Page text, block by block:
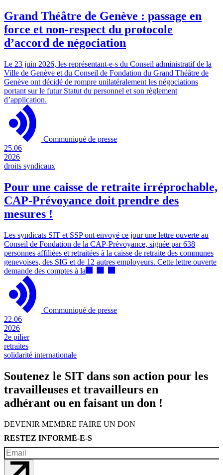
Grand Théâtre de Genève : passage en
force et non-respect du protocole
d’accord de négociation
Le 23 juin 2026, les représentant-e-s du Conseil administratif de la
Ville de Genève et du Conseil de Fondation du Grand Théâtre de
Genève ont décidé de rompre unilatéralement les négociations
portant sur le futur Statut du personnel et son règlement
d’application.
Communiqué de presse
25.06
2026
droits syndicaux
Pour une caisse de retraite irréprochable,
CAP-Prévoyance doit prendre des
mesures !
Les syndicats SIT et SSP ont envoyé ce jour une lettre ouverte au
Conseil de Fondation de la CAP-Prévoyance, signée par 638
personnes affiliées et retraitées à la caisse de retraite des communes
genevoises, des SIG et de 12 autres employeurs. Cette lettre ouverte
demande des comptes à la
Communiqué de presse
22.06
2026
2e pilier
retraites
solidarité internationale
Soutenez le SIT dans son action pour les
travailleuses et travailleurs en
adhérant ou en faisant un don !
DEVENIR MEMBRE FAIRE UN DON
RESTEZ INFORMÉ-E-S